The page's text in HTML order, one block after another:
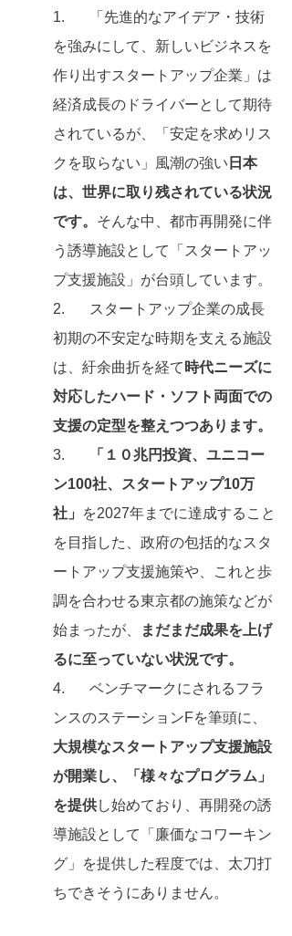
1.	「先進的なアイデア・技術
を強みにして、新しいビジネスを
作り出すスタートアップ企業」は
経済成長のドライバーとして期待
されているが、「安定を求めリス
クを取らない」風潮の強い 日本
は、世界に取り残されている状況
です。 そんな中、都市再開発に伴
う誘導施設として「スタートアッ
プ支援施設」が台頭しています。
2.	スタートアップ企業の成長
初期の不安定な時期を支える施設
は、紆余曲折を経て 時代ニーズに
対応したハード・ソフト両面での
支援の定型を整えつつあります。
「１０兆円投資、ユニコー
ン100社、スタートアップ10万
社」
を2027年までに達成すること
を目指した、政府の包括的なスタ
ートアップ支援施策や、これと歩
調を合わせる東京都の施策などが
始まったが、
まだまだ成果を上げ
るに至っていない状況です。
4.	ベンチマークにされるフラ
ンスのステーションFを筆頭に、
大規模なスタートアップ支援施設
が開業し、「様々なプログラム」
を提供し始めており、再開発の誘
導施設として「廉価なコワーキン
グ」を提供した程度では、太刀打
ちできそうにありません。